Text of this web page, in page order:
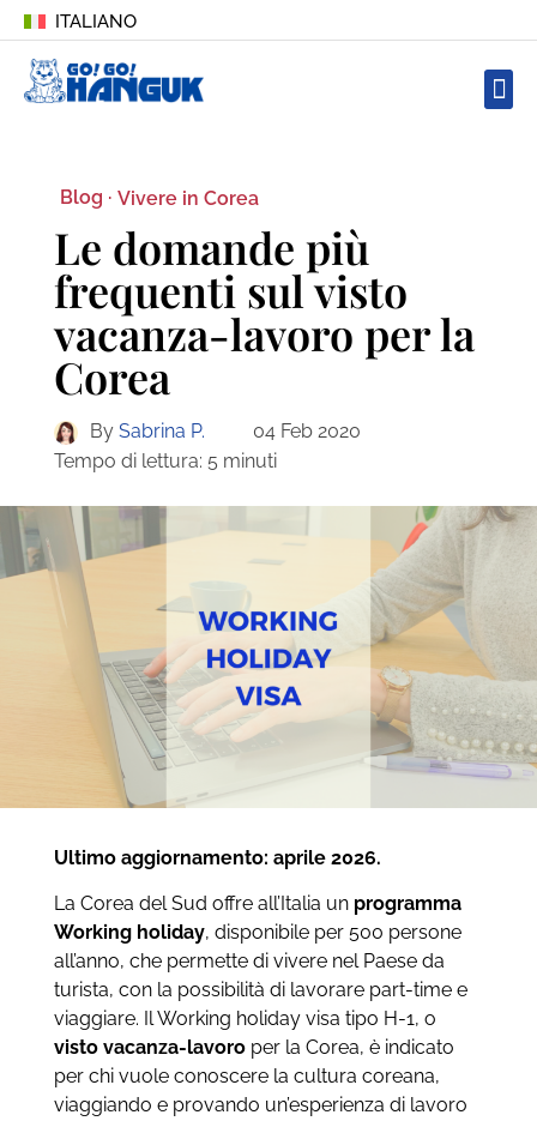
ITALIANO
Blog · Vivere in Corea
Le domande più
frequenti sul visto
vacanza-lavoro per la
Corea
By Sabrina P.
04 Feb 2020
Tempo di lettura: 5 minuti
Ultimo aggiornamento: aprile 2026.
La Corea del Sud offre all’Italia un programma
Working holiday, disponibile per 500 persone
all’anno, che permette di vivere nel Paese da
turista, con la possibilità di lavorare part-time e
viaggiare. Il Working holiday visa tipo H-1, o
visto vacanza-lavoroper la Corea, è indicato
per chi vuole conoscere la cultura coreana,
viaggiando e provando un’esperienza di lavoro